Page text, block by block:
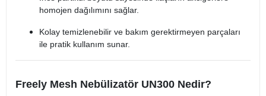
homojen dağılımını sağlar.
Kolay temizlenebilir ve bakım gerektirmeyen parçaları
ile pratik kullanım sunar.
Freely Mesh Nebülizatör UN300 Nedir?